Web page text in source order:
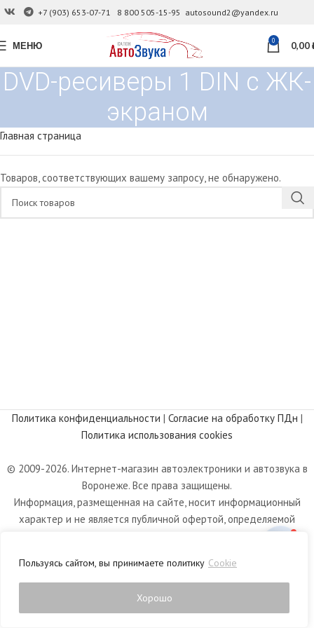
Пользуясь сайтом, вы принимаете политику Cookie
Хорошо
+7 (903) 653-07-71 8 800 505-15-95 autosound2@yandex.ru
МЕНЮ 0 0,00
DVD-ресиверы 1 DIN с ЖК-
экраном
Главная страница
Товаров, соответствующих вашему запросу, не обнаружено.
Политика конфиденциальности | Согласие на обработку ПДн |
Политика использования cookies
© 2009-2026. Интернет-магазин автоэлектроники и автозвука в
Воронеже. Все права защищены.
Информация, размещенная на сайте, носит информационный
характер и не является публичной офертой, определяемой
положениями статьи 437 Гражданского кодекса РФ.